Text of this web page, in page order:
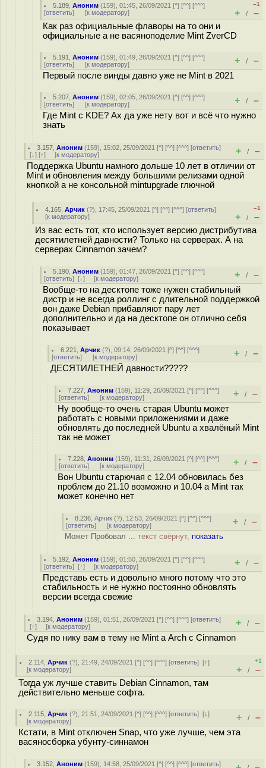
5.189 ,Аноним (159), 01:45, 26/09/2021 [^] [^^] [^^^]
[ответить] [к модератору]
–1
+ / –
Как раз официальные флаворы на то они и
официальные а не васяноподелие Mint ZverCD
5.191 ,Аноним (159), 01:49, 26/09/2021 [^] [^^] [^^^]
[ответить] [к модератору] + / –
Первый после винды давно уже не Mint в 2021
5.207 ,Аноним (159), 02:05, 26/09/2021 [^] [^^] [^^^]
[ответить] [к модератору] + / –
Где Mint с KDE? Ах да уже нету вот и всё что нужно
знать
3.157 ,Аноним (159), 15:02, 25/09/2021 [^] [^^] [^^^] [ответить]
[↓] [↑] [к модератору] + / –
Поддержка Ubuntu намного дольше 10 лет в отличии от
Mint и обновления между большими релизами одной
кнопкой а не консольной mintupgrade глючной
4.165 ,Арчик (?), 17:45, 25/09/2021 [^] [^^] [^^^] [ответить]
[к модератору]
–1
+ / –
Из вас есть тот, кто использует версию дистрибутива
десятилетней давности? Только на серверах. А на
серверах Cinnamon зачем?
5.190 ,Аноним (159), 01:47, 26/09/2021 [^] [^^] [^^^]
[ответить] [↓] [к модератору] + / –
Вообще-то на десктопе тоже нужен стабильный
дистр и не всегда роллинг с длительной поддержкой
вон даже Debian прибавляют пару лет
дополнительно и да на десктопе он отлично себя
показывает
6.221 ,Арчик (?), 09:14, 26/09/2021 [^] [^^] [^^^]
[ответить] [к модератору] + / –
ДЕСЯТИЛЕТНЕЙ давности?????
7.227 ,Аноним (159), 11:29, 26/09/2021 [^] [^^] [^^^]
[ответить] [к модератору] + / –
Ну вообще-то очень старая Ubuntu может
работать с новыми приложениями и даже
обновлять до последней Ubuntu а хвалёный Mint
так не может
7.228 ,Аноним (159), 11:31, 26/09/2021 [^] [^^] [^^^]
[ответить] [к модератору] + / –
Вон Ubuntu старючая с 12.04 обновилась без
проблем до 21.10 возможно и 10.04 а Mint так
может конечно нет
8.236 ,Арчик (?), 12:53, 26/09/2021 [^] [^^] [^^^]
[ответить] [к модератору] + / –
Может Пробовал ... текст свёрнут, показать
5.192 ,Аноним (159), 01:50, 26/09/2021 [^] [^^] [^^^]
[ответить] [↑] [к модератору] + / –
Представь есть и довольно много потому что это
стабильность и не нужно постоянно обновлять
версии всегда свежие
3.194 ,Аноним (159), 01:51, 26/09/2021 [^] [^^] [^^^] [ответить]
[↑] [к модератору] + / –
Судя по нику вам в тему не Mint а Arch с Cinnamon
2.114 ,Арчик (?), 21:49, 24/09/2021 [^] [^^] [^^^] [ответить][↑]
[к модератору]
+1
+ / –
Тогда уж лучше ставить Debian Cinnamon, там
действительно меньше софта.
2.115 ,Арчик (?), 21:51, 24/09/2021 [^] [^^] [^^^] [ответить][↓]
[к модератору] + / –
Кстати, в Mint отключен Snap, что уже лучше, чем эта
васяносборка убунту-синнамон
3.152 ,Аноним (159), 14:58, 25/09/2021 [^] [^^] [^^^] [ответить]